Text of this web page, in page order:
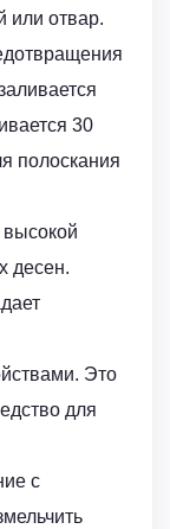
или отвар.
30
полоскания
десен.
Это
для
с